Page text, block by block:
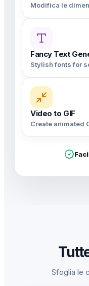
Modifica le
Fancy Text
Stylish fonts for
Video to GIF
Create animated
Sfoglia le